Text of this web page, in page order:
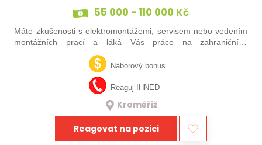
55 000 - 110 000 Kč
Máte zkušenosti s elektromontážemi, servisem nebo vedením
montážních prací a láká Vás práce na zahraničních
projektech? Nebo jste šikovný elektrikář či elektromontér, který
už nechce být jen „řadový…Náborový bonus
Reaguj IHNED
Kroměříž
Reagovat na pozici